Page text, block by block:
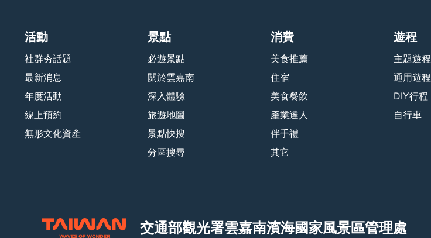
活動
社群夯話題
最新消息
年度活動
線上預約
無形文化資產
景點
必遊景點
關於雲嘉南
深入體驗
旅遊地圖
景點快搜
分區搜尋
消費
美食推薦
住宿
美食餐飲
產業達人
伴手禮
其它
遊程
主題遊程
通用遊程
DIY行程
自行車
交通部觀光署雲嘉南濱海國家風景區管理處